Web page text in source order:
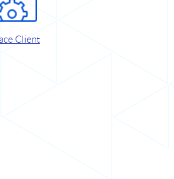
Client